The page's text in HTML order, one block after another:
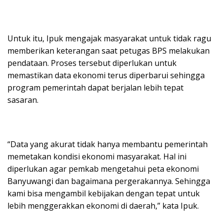
Untuk itu, Ipuk mengajak masyarakat untuk tidak ragu
memberikan keterangan saat petugas BPS melakukan
pendataan. Proses tersebut diperlukan untuk
memastikan data ekonomi terus diperbarui sehingga
program pemerintah dapat berjalan lebih tepat
sasaran.
“Data yang akurat tidak hanya membantu pemerintah
memetakan kondisi ekonomi masyarakat. Hal ini
diperlukan agar pemkab mengetahui peta ekonomi
Banyuwangi dan bagaimana pergerakannya. Sehingga
kami bisa mengambil kebijakan dengan tepat untuk
lebih menggerakkan ekonomi di daerah,” kata Ipuk.